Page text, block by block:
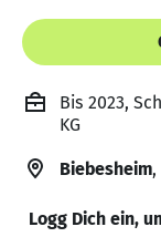
Bis 2023,
KG
Biebesheim
Logg Dich ein,